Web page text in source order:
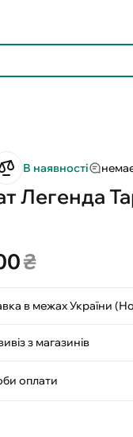
В наявності
Легенда
₴
в межах України
з магазинів
оплати